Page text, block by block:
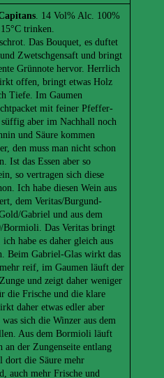
. 14 Vol% Alc. 100%
trinken.
Das Bouquet, es duftet
Zwetschgensaft und bringt
Grünnote hervor. Herrlich
offen, bringt etwas Holz
Tiefe. Im Gaumen
mit feiner Pfeffer-
aber im Nachhall noch
und Säure kommen
den muss man nicht schon
Ist das Essen aber so
so vertragen sich diese
Ich habe diesen Wein aus
dem Veritas/Burgund-
Gabriel und aus dem
Bormioli. Das Veritas bringt
habe es daher gleich aus
Beim Gabriel-Glas wirkt das
reif, im Gaumen läuft der
und zeigt daher weniger
die Frische und die klare
daher etwas edler aber
sich die Winzer aus dem
Aus dem Bormioli läuft
an der Zungenseite entlang
dort die Säure mehr
auch mehr Frische und